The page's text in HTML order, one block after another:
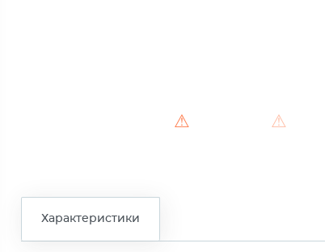
⚠ ⚠
Характеристики